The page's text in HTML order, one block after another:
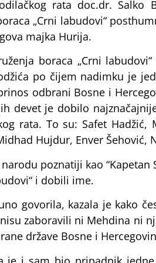
rata doc.dr.
„Crni labudovi“
majka Hurija.
boraca „Crni
po čijem nadimku je
odbrani Bosne i
devet je dobilo
rata. To su: Safet
Hujdur, Enver Šehović,
poznatiji kao “Kapetan
i dobili ime.
govorila, kazala je kako
zaboravili ni Mehdina ni
države Bosne i